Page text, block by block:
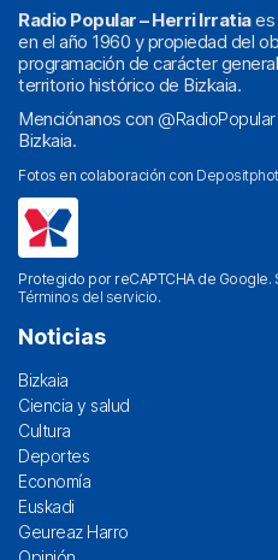
Radio Popular – Herri Irratiaes
en el año 1960 y propiedad del
programación de carácter
territorio histórico de Bizkaia.
Menciónanos con @RadioPopular
Bizkaia.
Fotos en colaboración con
Protegido por reCAPTCHA de Google.
Términos del servicio.
Noticias
Bizkaia
Ciencia y salud
Cultura
Deportes
Economía
Euskadi
Geureaz Harro